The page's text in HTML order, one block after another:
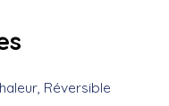
Réversible